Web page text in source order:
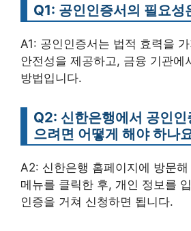
Q1: 공인인증서의 필요성
A1: 공인인증서는 법적 효력을
안전성을 제공하고, 금융 기관에
방법입니다.
Q2: 신한은행에서 공인
으려면 어떻게 해야 하나
A2: 신한은행 홈페이지에 방문해
메뉴를 클릭한 후, 개인 정보를
인증을 거쳐 신청하면 됩니다.